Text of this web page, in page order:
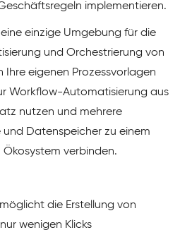
implementieren.
einzige Umgebung für die
und Orchestrierung von
Ihre eigenen Prozessvorlagen
Workflow-Automatisierung aus
nutzen und mehrere
Datenspeicher zu einem
verbinden.
die Erstellung von
wenigen Klicks